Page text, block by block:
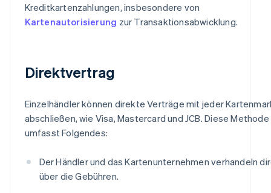
Kreditkartenzahlungen, insbesondere von
Kartenautorisierung zur Transaktionsabwicklung.
Direktvertrag
Einzelhändler können direkte Verträge mit jeder
abschließen, wie Visa, Mastercard und JCB. Diese Methode
umfasst Folgendes:
Der Händler und das Kartenunternehmen verhandeln
über die Gebühren.